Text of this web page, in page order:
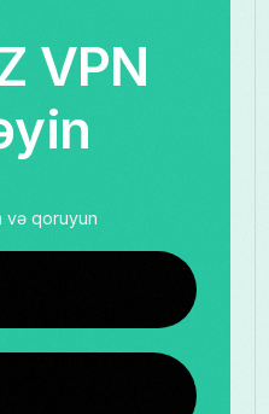
VPN
və qoruyun